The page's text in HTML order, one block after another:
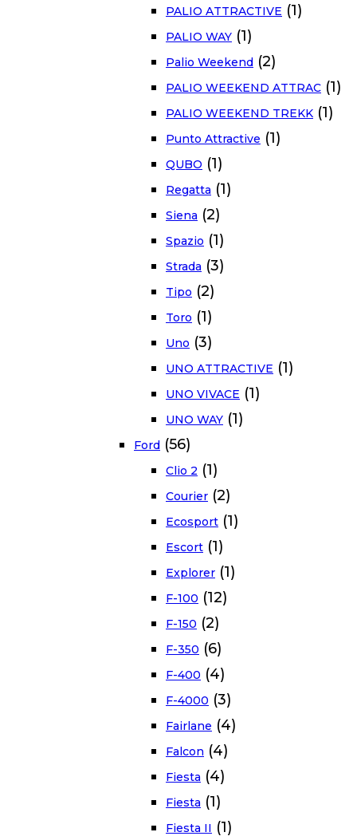
PALIO ATTRACTIVE (1)
PALIO WAY (1)
Palio Weekend (2)
PALIO WEEKEND ATTRAC (1)
PALIO WEEKEND TREKK (1)
Punto Attractive (1)
QUBO (1)
Regatta (1)
Siena (2)
Spazio (1)
Strada (3)
Tipo (2)
Toro (1)
Uno (3)
UNO ATTRACTIVE (1)
UNO VIVACE (1)
UNO WAY (1)
Ford (56)
Clio 2 (1)
Courier (2)
Ecosport (1)
Escort (1)
Explorer (1)
F-100 (12)
F-150 (2)
F-350 (6)
F-400 (4)
F-4000 (3)
Fairlane (4)
Falcon (4)
Fiesta (4)
Fiesta (1)
Fiesta II (1)